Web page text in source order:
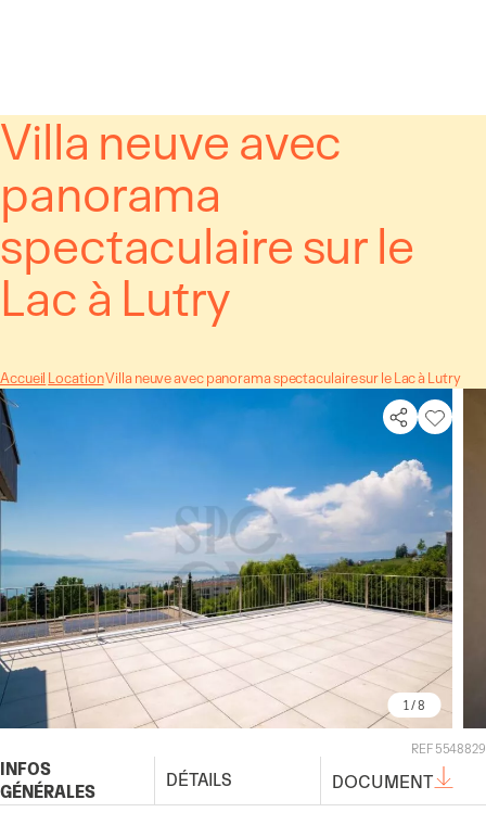
Villa neuve avec
panorama
spectaculaire sur le
Lac à Lutry
Accueil LocationVilla neuve avec panorama spectaculaire sur le Lac à Lutry
1 / 8
REF 5548829
INFOS
GÉNÉRALES
DÉTAILS DOCUMENT